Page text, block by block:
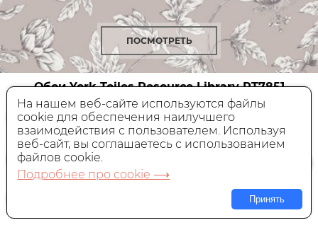
ПОСМОТРЕТЬ
Обои York Toiles Resource LibraryRT7851
Флизелиновые,Америка, 0,68x8,2 м
Цена:
14 290 руб.
В КОРЗИНУ
На нашем веб-сайте используются файлы
cookie для обеспечения наилучшего
взаимодействия с пользователем. Используя
веб-сайт, вы соглашаетесь с использованием
файлов cookie.
Подробнее про cookie ⟶
Принять